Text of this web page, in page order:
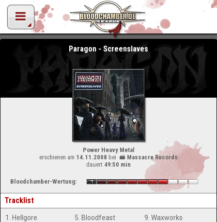
Paragon - Screenslaves
Power Heavy Metal
erschienen am 14.11.2008 bei
Massacre Records
dauert 49:50 min
Bloodchamber-Wertung:
Tracklist
1. Hellgore
5. Bloodfeast
9. Waxworks